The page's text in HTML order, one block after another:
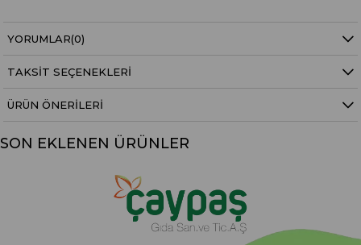
YORUMLAR(0)
TAKSIT SEÇENEKLERI
ÜRÜN ÖNERILERI
SON EKLENEN ÜRÜNLER